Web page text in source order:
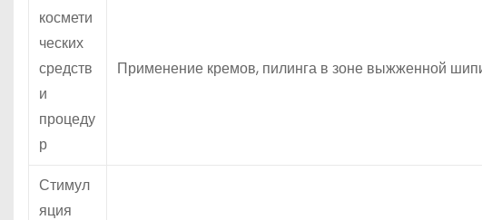
космети
ческих
средств
и
процеду
р
Применение кремов, пилинга в зоне выжженной
Стимул
яция